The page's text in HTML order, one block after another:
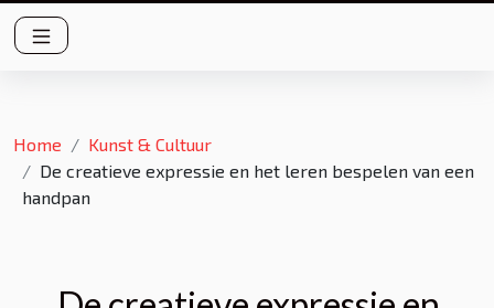
Home
Kunst & Cultuur
De creatieve expressie en het leren bespelen van een
handpan